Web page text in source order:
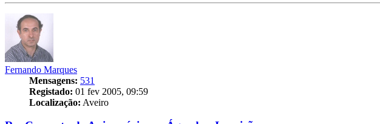
Fernando Marques
Mensagens: 531
Registado: 01 fev 2005, 09:59
Localização: Aveiro